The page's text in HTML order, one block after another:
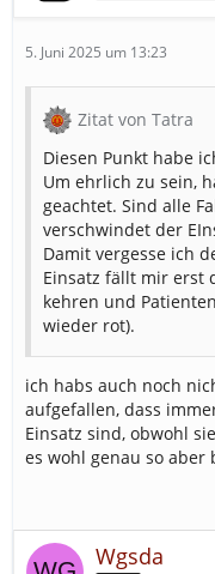
5. Juni 2025 um 13:23
Zitat von Tatra
Diesen Punkt habe
Um ehrlich zu sein,
geachtet. Sind alle
verschwindet der
Damit vergesse ich
Einsatz fällt mir erst
kehren und
wieder rot).
ich habs auch noch
aufgefallen, dass
Einsatz sind, obwohl
es wohl genau so
Wgsda